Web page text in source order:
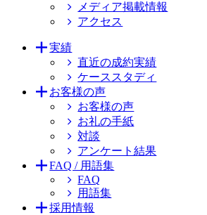
メディア掲載情報
アクセス
実績
直近の成約実績
ケーススタディ
お客様の声
お客様の声
お礼の手紙
対談
アンケート結果
FAQ / 用語集
FAQ
用語集
採用情報